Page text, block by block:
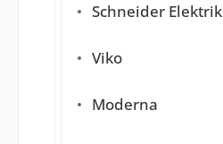
Schneider Elektrik
Viko
Moderna